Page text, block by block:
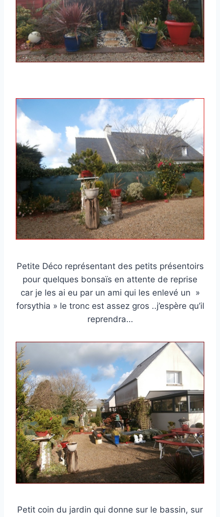
Petite Déco représentant des petits présentoirs
pour quelques bonsaïs en attente de reprise
car je les ai eu par un ami qui les enlevé un »
forsythia » le tronc est assez gros ..j’espère qu’il
reprendra…
Petit coin du jardin qui donne sur le bassin, sur